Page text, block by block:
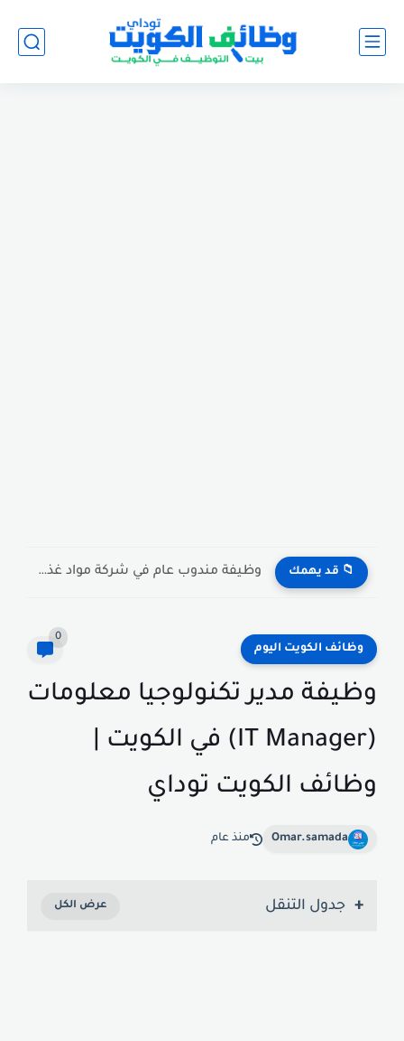
📁 قد يهمك وظيفة مندوب عام في شركة مواد غذائية بالكويت General Public...
وظائف الكويت اليوم
0
وظيفة مدير تكنولوجيا معلومات
(IT Manager) في الكويت |
وظائف الكويت توداي
Omar.samada منذ عام
جدول التنقل